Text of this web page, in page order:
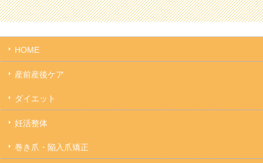
HOME
産前産後ケア
ダイエット
妊活整体
巻き爪・陥入爪矯正